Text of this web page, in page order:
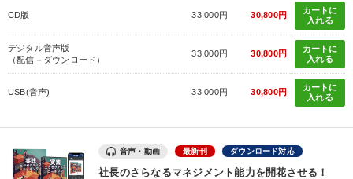
CD版 33,000円 30,800円
カートに
入れる
デジタル音声版
（配信＋ダウンロード）
33,000円 30,800円
カートに
入れる
USB(音声) 33,000円 30,800円
カートに
入れる
音声・動画 最新刊 ダウンロード対応
社長のさらなるマネジメント能力を開花させる！